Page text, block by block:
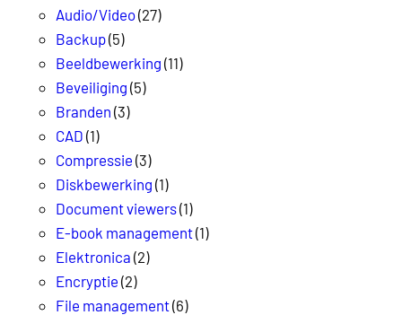
Audio/Video(27)
Backup(5)
Beeldbewerking (11)
Beveiliging (5)
Branden (3)
CAD (1)
Compressie (3)
Diskbewerking (1)
Document viewers(1)
E-book management(1)
Elektronica (2)
Encryptie (2)
File management(6)